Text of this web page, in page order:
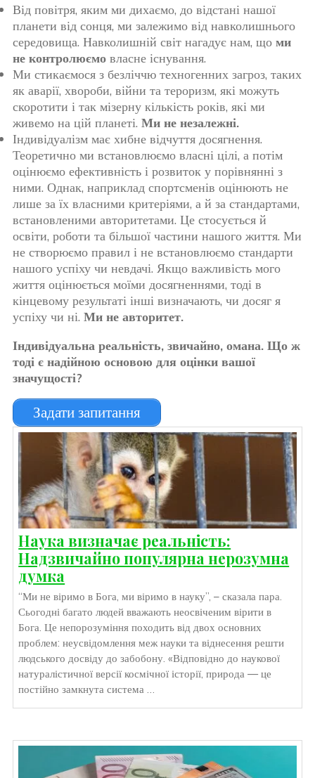
Від повітря, яким ми дихаємо, до відстані нашої
планети від сонця, ми залежимо від навколишнього
середовища. Навколишній світ нагадує нам, що ми
не контролюємо власне існування.
Ми стикаємося з безліччю техногенних загроз, таких
як аварії, хвороби, війни та тероризм, які можуть
скоротити і так мізерну кількість років, які ми
живемо на цій планеті. Ми не незалежні.
Індивідуалізм має хибне відчуття досягнення.
Теоретично ми встановлюємо власні цілі, а потім
оцінюємо ефективність і розвиток у порівнянні з
ними. Однак, наприклад спортсменів оцінюють не
лише за їх власними критеріями, а й за стандартами,
встановленими авторитетами. Це стосується й
освіти, роботи та більшої частини нашого життя. Ми
не створюємо правил і не встановлюємо стандарти
нашого успіху чи невдачі. Якщо важливість мого
життя оцінюється моїми досягненнями, тоді в
кінцевому результаті інші визначають, чи досяг я
успіху чи ні. Ми не авторитет.
Індивідуальна реальність, звичайно, омана. Що ж
тоді є надійною основою для оцінки вашої
значущості?
Задати запитання
Наука визначає реальність:
Надзвичайно популярна нерозумна
думка
“Ми не віримо в Бога, ми віримо в науку”, – сказала пара.
Сьогодні багато людей вважають неосвіченим вірити в
Бога. Це непорозуміння походить від двох основних
проблем: неусвідомлення меж науки та віднесення решти
людського досвіду до забобону. «Відповідно до наукової
натуралістичної версії космічної історії, природа — це
постійно замкнута система …